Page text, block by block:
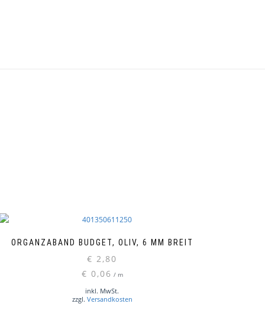
ORGANZABAND BUDGET, OLIV, 6 MM BREIT
€ 2,80
€ 0,06 / m
inkl. MwSt.
zzgl. Versandkosten